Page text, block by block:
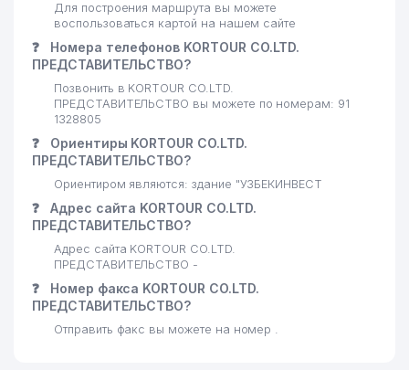
ООО
26 ТЕПЛОЭЛЕКТРОПРОЕКТ АО 781 м
27 ГОСГЕОЛИНФОРМЦЕНТР ГП
ИНСТИТУТ МИНЕРАЛЬНЫХ
29 ELSTAB ООО
30
ГОСУДАРСТВЕННЫЙ МУЗЕЙ
ГЕОЛОГИИ
31 GLORIA MAX ООО
32 ANGELS FOOD HOLDING ООО
МУЗЕЙ ЖЕЛЕЗНОДОРОЖНОЙ
Для построения маршрута вы можете
воспользоваться картой на нашем сайте
❓
Номера телефонов KORTOUR CO.LTD.
ПРЕДСТАВИТЕЛЬСТВО?
Позвонить в KORTOUR CO.LTD.
ПРЕДСТАВИТЕЛЬСТВО вы можете по номерам: 91
1328805
❓
Ориентиры KORTOUR CO.LTD.
ПРЕДСТАВИТЕЛЬСТВО?
Ориентиром являются: здание "УЗБЕКИНВЕСТ
❓
Адрес сайта KORTOUR CO.LTD.
ПРЕДСТАВИТЕЛЬСТВО?
Адрес сайта KORTOUR CO.LTD.
ПРЕДСТАВИТЕЛЬСТВО -
❓
Номер факса KORTOUR CO.LTD.
ПРЕДСТАВИТЕЛЬСТВО?
Отправить факс вы можете на номер .